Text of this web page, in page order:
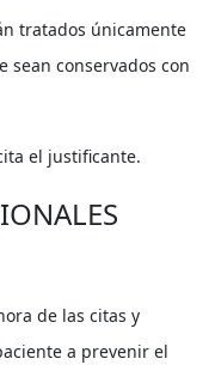
tratados únicamente
sean conservados con
el justificante.
de las citas y
a prevenir el